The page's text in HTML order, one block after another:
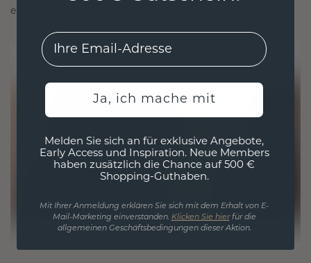
ethisch wie exquisit ist.
EMail
Ja, ich mache mit
Melden Sie sich an für exklusive Angebote,
Early Access und Inspiration. Neue Members
haben zusätzlich die Chance auf 500 €
Shopping-Guthaben.
Mit Ihrer Anmeldung erklären Sie sich mit dem Erhalt von E-
Mail-Marketing einverstanden. Klicken Sie hierfür die
allgemeinen Geschäftsbedingungen dieser Aktion.